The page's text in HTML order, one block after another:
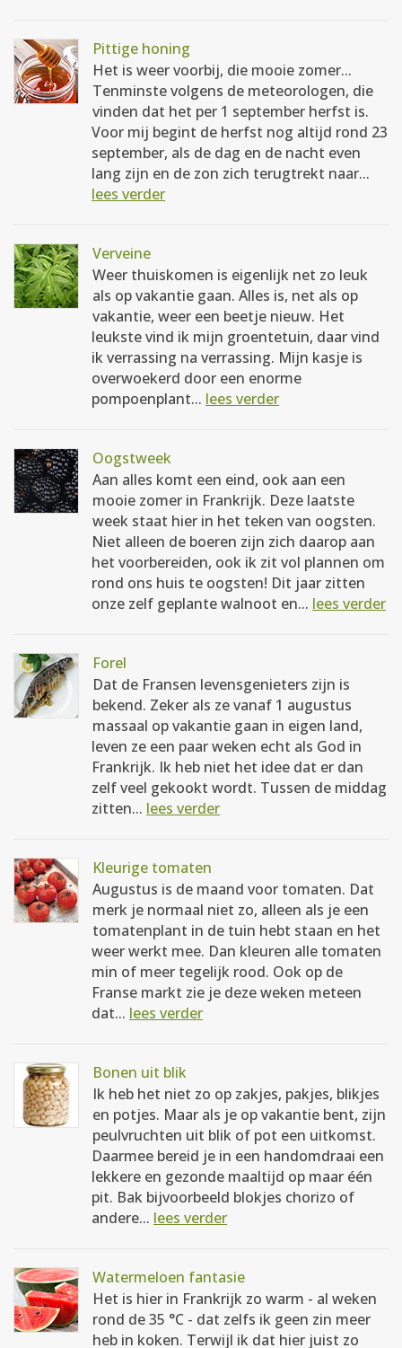
Pittige honing
Het is weer voorbij, die mooie zomer...
Tenminste volgens de meteorologen, die
vinden dat het per 1 september herfst is.
Voor mij begint de herfst nog altijd rond 23
september, als de dag en de nacht even
lang zijn en de zon zich terugtrekt naar...
lees verder
Verveine
Weer thuiskomen is eigenlijk net zo leuk
als op vakantie gaan. Alles is, net als op
vakantie, weer een beetje nieuw. Het
leukste vind ik mijn groentetuin, daar vind
ik verrassing na verrassing. Mijn kasje is
overwoekerd door een enorme
pompoenplant... lees verder
Oogstweek
Aan alles komt een eind, ook aan een
mooie zomer in Frankrijk. Deze laatste
week staat hier in het teken van oogsten.
Niet alleen de boeren zijn zich daarop aan
het voorbereiden, ook ik zit vol plannen om
rond ons huis te oogsten! Dit jaar zitten
onze zelf geplante walnoot en... lees verder
Forel
Dat de Fransen levensgenieters zijn is
bekend. Zeker als ze vanaf 1 augustus
massaal op vakantie gaan in eigen land,
leven ze een paar weken echt als God in
Frankrijk. Ik heb niet het idee dat er dan
zelf veel gekookt wordt. Tussen de middag
zitten... lees verder
Kleurige tomaten
Augustus is de maand voor tomaten. Dat
merk je normaal niet zo, alleen als je een
tomatenplant in de tuin hebt staan en het
weer werkt mee. Dan kleuren alle tomaten
min of meer tegelijk rood. Ook op de
Franse markt zie je deze weken meteen
dat... lees verder
Bonen uit blik
Ik heb het niet zo op zakjes, pakjes, blikjes
en potjes. Maar als je op vakantie bent, zijn
peulvruchten uit blik of pot een uitkomst.
Daarmee bereid je in een handomdraai een
lekkere en gezonde maaltijd op maar één
pit. Bak bijvoorbeeld blokjes chorizo of
andere... lees verder
Watermeloen fantasie
Het is hier in Frankrijk zo warm - al weken
rond de 35 °C - dat zelfs ik geen zin meer
heb in koken. Terwijl ik dat hier juist zo